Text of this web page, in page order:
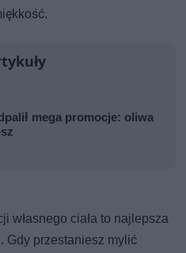
mega promocje: oliwa
własnego ciała to najlepsza
Gdy przestaniesz mylić